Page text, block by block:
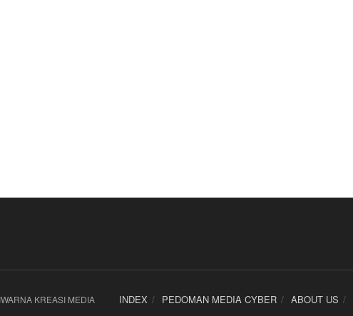
INDEX PEDOMAN MEDIA CYBER ABOUT US
KREASI MEDIA